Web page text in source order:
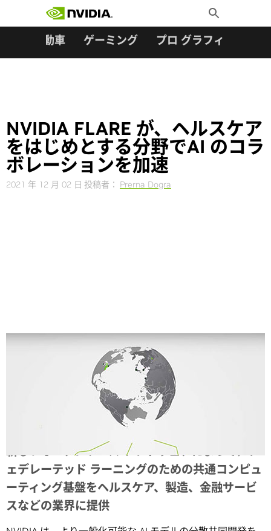
Toggle
Search
自動車 ゲーミング プロ グラフィックス
NVIDIA FLARE が、ヘルスケア
をはじめとする分野でAI のコラ
ボレーションを加速
2021 年 12 月 02 日 投稿者： Prerna Dogra
新しいオープンソース ソフトウェアによって、フ
ェデレーテッド ラーニングのための共通コンピュ
ーティング基盤をヘルスケア、製造、金融サービ
スなどの業界に提供